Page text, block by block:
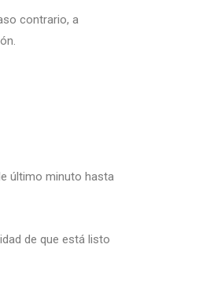
contrario, a
último minuto hasta
de que está listo